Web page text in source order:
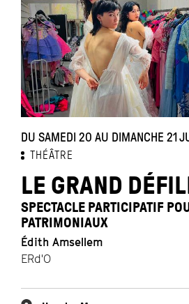
DU SAMEDI 20 AU DIMANCHE 21
THÉÂTRE
LE GRAND
SPECTACLE PARTICIPATIF
PATRIMONIAUX
Édith Amsellem
ERd'O